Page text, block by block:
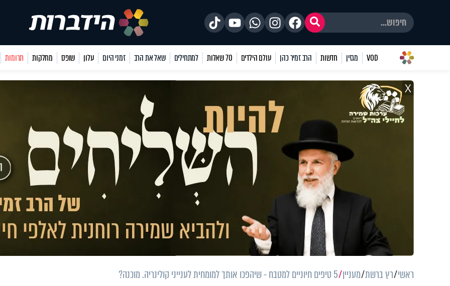
VOD מגזין חדשות הרב זמיר כהן עולם הילדים 70 שאלות למתחילים שאל את הרב זמני היום עלון שופס מחלקות תרומות
X
ראשי רץ ברשת מעניין 5 טיפים חיוניים למטבח - שיהפכו אותך למומחית לענייני קולינריה. מוכנה?